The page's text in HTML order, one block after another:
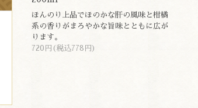
ほんのり上品でほのかな肝の風味と柑橘
系の香りがまろやかな旨味とともに広が
ります。
720円(税込778円)